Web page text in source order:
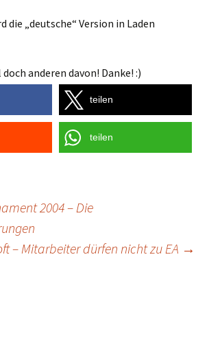
die „deutsche“ Version in Laden
anderen davon! Danke! :)
teilen
teilen
2004 – Die
– Mitarbeiter dürfen nicht zu EA →